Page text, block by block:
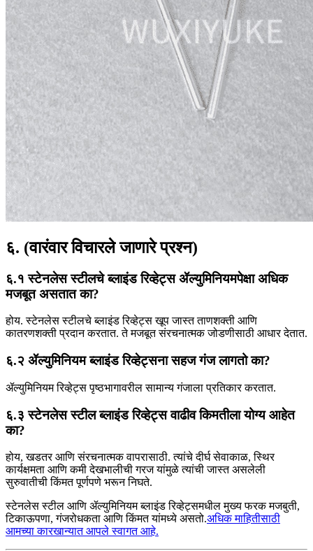
६. (वारंवार विचारले जाणारे प्रश्न)
६.१ स्टेनलेस स्टीलचे ब्लाइंड रिव्हेट्स ॲल्युमिनियमपेक्षा अधिक
मजबूत असतात का?
होय. स्टेनलेस स्टीलचे ब्लाइंड रिव्हेट्स खूप जास्त ताणशक्ती आणि
कातरणशक्ती प्रदान करतात. ते मजबूत संरचनात्मक जोडणीसाठी आधार देतात.
६.२ ॲल्युमिनियम ब्लाइंड रिव्हेट्सना सहज गंज लागतो का?
ॲल्युमिनियम रिव्हेट्स पृष्ठभागावरील सामान्य गंजाला प्रतिकार करतात.
६.३ स्टेनलेस स्टील ब्लाइंड रिव्हेट्स वाढीव किमतीला योग्य आहेत
का?
होय, खडतर आणि संरचनात्मक वापरासाठी. त्यांचे दीर्घ सेवाकाळ, स्थिर
कार्यक्षमता आणि कमी देखभालीची गरज यांमुळे त्यांची जास्त असलेली
सुरुवातीची किंमत पूर्णपणे भरून निघते.
स्टेनलेस स्टील आणि ॲल्युमिनियम ब्लाइंड रिव्हेट्समधील मुख्य फरक मजबुती,
टिकाऊपणा, गंजरोधकता आणि किंमत यांमध्ये असतो.अधिक माहितीसाठी
आमच्या कारखान्यात आपले स्वागत आहे.